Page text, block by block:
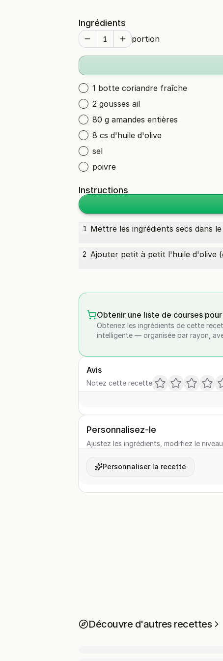
Ingrédients
portion
1 botte coriandre fraîche
2 gousses ail
80 g amandes entières
8 cs d'huile d'olive
sel
poivre
Instructions
1 Mettre les ingrédients secs dans
2 Ajouter petit à petit l'huile d'olive
Obtenir une liste de courses
Obtenez les ingrédients de cette
intelligente — organisée par rayon,
Avis
Notez cette recette
Personnalisez-le
Ajustez les ingrédients, modifiez le
Personnaliser la recette
Découvre d'autres recettes